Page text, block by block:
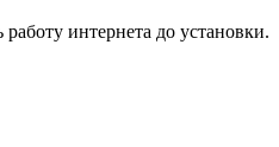
интернета до установки.